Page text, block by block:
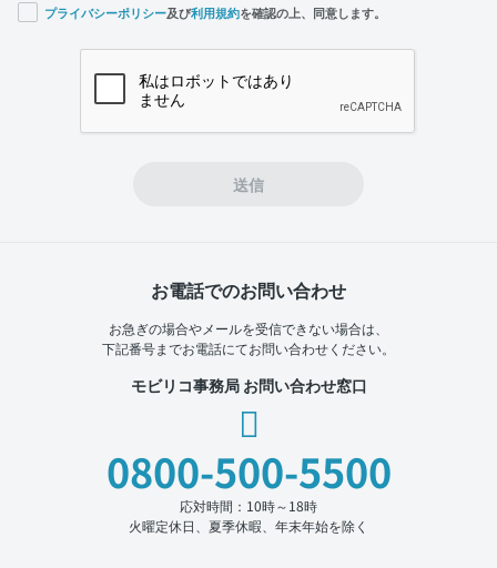
プライバシーポリシー及び利用規約を確認の上、同意します。
送信
お電話でのお問い合わせ
お急ぎの場合やメールを受信できない場合は、
下記番号までお電話にてお問い合わせください。
モビリコ事務局 お問い合わせ窓口
0800-500-5500
応対時間：10時～18時
火曜定休日、夏季休暇、年末年始を除く